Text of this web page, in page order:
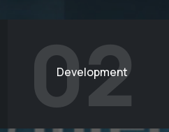
02
Development